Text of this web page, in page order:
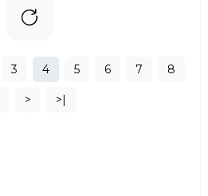
3 4 5 6 7 8
> >|